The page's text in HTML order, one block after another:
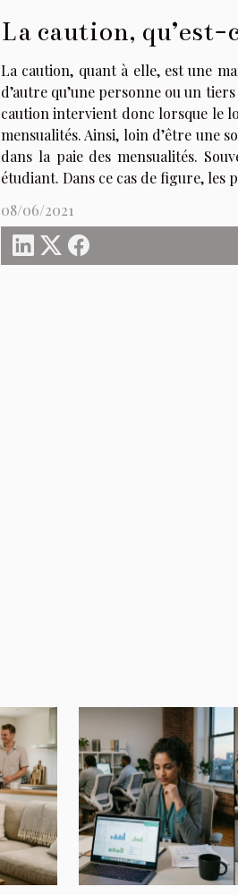
La caution, qu’est-
La caution, quant à elle, est une
d’autre qu’une personne ou un
caution intervient donc lorsque le
mensualités. Ainsi, loin d’être une
dans la paie des mensualités.
étudiant. Dans ce cas de figure, les
08/06/2021